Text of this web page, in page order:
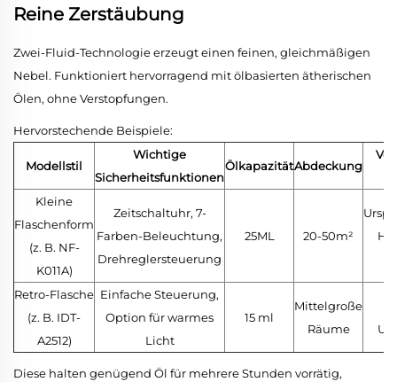
Reine Zerstäubung
Zwei-Fluid-Technologie erzeugt einen feinen, gleichmäßigen
Nebel. Funktioniert hervorragend mit ölbasierten ätherischen
Ölen, ohne Verstopfungen.
Hervorstechende Beispiele:
Modellstil
Wichtige
Sicherheitsfunktionen
ÖlkapazitätAbdeckung
Kleine
Flaschenform
(z. B. NF-
K011A)
Zeitschaltuhr, 7-
Farben-Beleuchtung,
Drehreglersteuerung
25ML 20-50m²
Retro-Flasche
(z. B. IDT-
A2512)
Einfache Steuerung,
Option für warmes
Licht
15 ml
Mittelgroße
Räume
Diese halten genügend Öl für mehrere Stunden vorrätig,